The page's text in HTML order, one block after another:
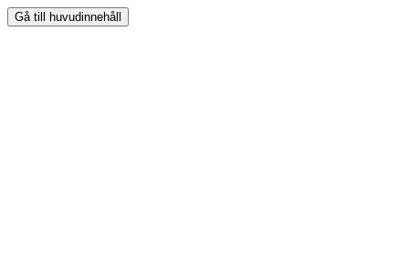
Gå till huvudinnehåll